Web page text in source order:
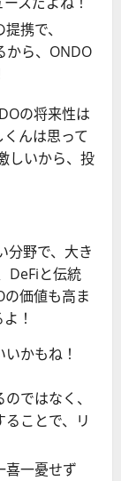
携で、
から、ONDO
の将来性は
んは思って
しいから、投
分野で、大き
DeFiと伝統
価値も高ま
！
かもね！
ではなく、
ことで、リ
喜一憂せず